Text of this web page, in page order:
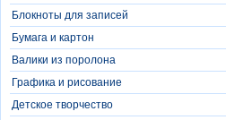
Блокноты для записей
Бумага и картон
Валики из поролона
Графика и рисование
Детское творчество